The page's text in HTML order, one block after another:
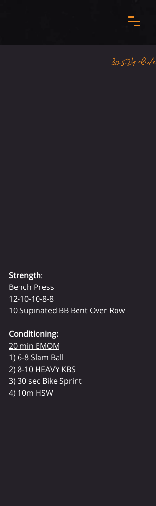
חמישי 30.5.24
Strength:
Bench Press
12-10-10-8-8
10 Supinated BB Bent Over Row
Conditioning:
20 min EMOM
1) 6-8 Slam Ball
2) 8-10 HEAVY KBS
3) 30 sec Bike Sprint
4) 10m HSW